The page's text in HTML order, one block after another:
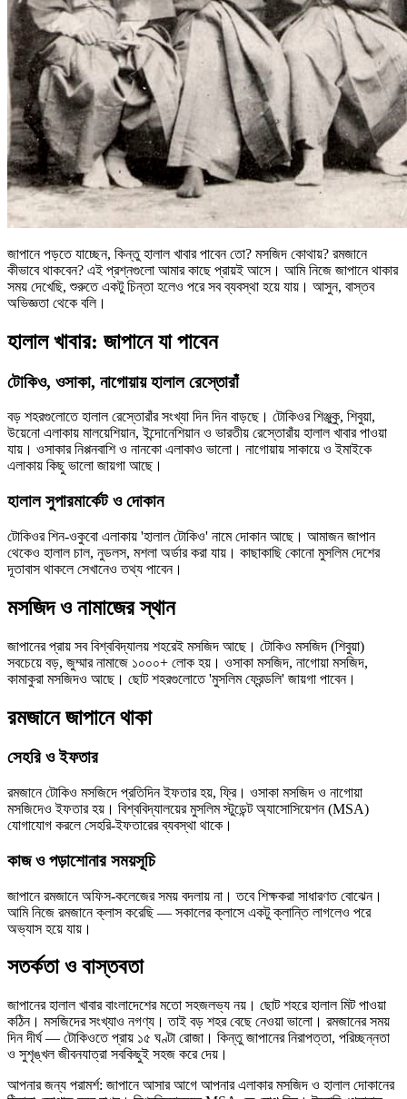
জাপানে পড়তে যাচ্ছেন, কিন্তু হালাল খাবার পাবেন তো? মসজিদ কোথায়? রমজানে
কীভাবে থাকবেন? এই প্রশ্নগুলো আমার কাছে প্রায়ই আসে। আমি নিজে জাপানে থাকার
সময় দেখেছি, শুরুতে একটু চিন্তা হলেও পরে সব ব্যবস্থা হয়ে যায়। আসুন, বাস্তব
অভিজ্ঞতা থেকে বলি।
হালাল খাবার: জাপানে যা পাবেন
টোকিও, ওসাকা, নাগোয়ায় হালাল রেস্তোরাঁ
বড় শহরগুলোতে হালাল রেস্তোরাঁর সংখ্যা দিন দিন বাড়ছে। টোকিওর শিঞ্জুকু, শিবুয়া,
উয়েনো এলাকায় মালয়েশিয়ান, ইন্দোনেশিয়ান ও ভারতীয় রেস্তোরাঁয় হালাল খাবার পাওয়া
যায়। ওসাকার নিপ্পনবাশি ও নানকো এলাকাও ভালো। নাগোয়ায় সাকায়ে ও ইমাইকে
এলাকায় কিছু ভালো জায়গা আছে।
হালাল সুপারমার্কেট ও দোকান
টোকিওর শিন-ওকুবো এলাকায় 'হালাল টোকিও' নামে দোকান আছে। আমাজন জাপান
থেকেও হালাল চাল, নুডলস, মশলা অর্ডার করা যায়। কাছাকাছি কোনো মুসলিম দেশের
দূতাবাস থাকলে সেখানেও তথ্য পাবেন।
মসজিদ ও নামাজের স্থান
জাপানের প্রায় সব বিশ্ববিদ্যালয় শহরেই মসজিদ আছে। টোকিও মসজিদ (শিবুয়া)
সবচেয়ে বড়, জুম্মার নামাজে ১০০০+ লোক হয়। ওসাকা মসজিদ, নাগোয়া মসজিদ,
কামাকুরা মসজিদও আছে। ছোট শহরগুলোতে 'মুসলিম ফ্রেন্ডলি' জায়গা পাবেন।
রমজানে জাপানে থাকা
সেহরি ও ইফতার
রমজানে টোকিও মসজিদে প্রতিদিন ইফতার হয়, ফ্রি। ওসাকা মসজিদ ও নাগোয়া
মসজিদেও ইফতার হয়। বিশ্ববিদ্যালয়ের মুসলিম স্টুডেন্ট অ্যাসোসিয়েশন (MSA)
যোগাযোগ করলে সেহরি-ইফতারের ব্যবস্থা থাকে।
কাজ ও পড়াশোনার সময়সূচি
জাপানে রমজানে অফিস-কলেজের সময় বদলায় না। তবে শিক্ষকরা সাধারণত বোঝেন।
আমি নিজে রমজানে ক্লাস করেছি — সকালের ক্লাসে একটু ক্লান্তি লাগলেও পরে
অভ্যাস হয়ে যায়।
সতর্কতা ও বাস্তবতা
জাপানের হালাল খাবার বাংলাদেশের মতো সহজলভ্য নয়। ছোট শহরে হালাল মিট পাওয়া
কঠিন। মসজিদের সংখ্যাও নগণ্য। তাই বড় শহর বেছে নেওয়া ভালো। রমজানের সময়
দিন দীর্ঘ — টোকিওতে প্রায় ১৫ ঘণ্টা রোজা। কিন্তু জাপানের নিরাপত্তা, পরিচ্ছন্নতা
ও সুশৃঙ্খল জীবনযাত্রা সবকিছুই সহজ করে দেয়।
আপনার জন্য পরামর্শ: জাপানে আসার আগে আপনার এলাকার মসজিদ ও হালাল দোকানের